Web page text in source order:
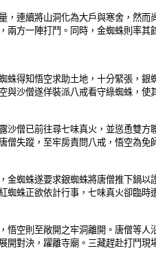
連續將山洞化為大戶與寒舍，然而
方一陣打鬥。同時，金蜘蛛則率
得知悟空求助土地，十分緊張，銀
沙僧遂佯裝派八戒看守綠蜘蛛，
僧已前往尋七味真火，並慫恿雙方
失蹤，至牢房責問八戒，悟空為免
蜘蛛遂要求銀蜘蛛將唐僧推下鍋以
蛛正欲依計行事，七味真火卻臨
空則至敞開之牢洞離開。唐僧等人
對決，躍離寺廟。三藏趕赴打鬥現